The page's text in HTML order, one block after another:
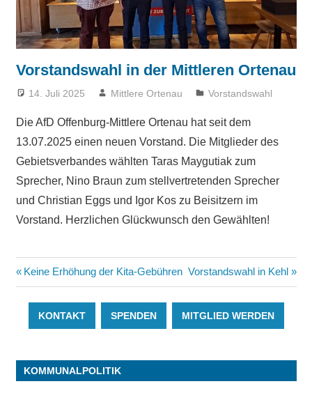
Vorstandswahl in der Mittleren Ortenau
14. Juli 2025 Mittlere Ortenau Vorstandswahl
Die AfD Offenburg-Mittlere Ortenau hat seit dem
13.07.2025 einen neuen Vorstand. Die Mitglieder des
Gebietsverbandes wählten Taras Maygutiak zum
Sprecher, Nino Braun zum stellvertretenden Sprecher
und Christian Eggs und Igor Kos zu Beisitzern im
Vorstand. Herzlichen Glückwunsch den Gewählten!
Beitragsnavigation
Vorheriger
Beitrag:
Keine Erhöhung der Kita-Gebühren Nächster
Beitrag:
Vorstandswahl in Kehl
KONTAKT SPENDEN MITGLIED WERDEN
KOMMUNALPOLITIK